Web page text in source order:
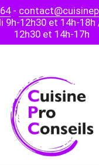
-
9h-12h30 et 14h-
12h30 et 14h-17h